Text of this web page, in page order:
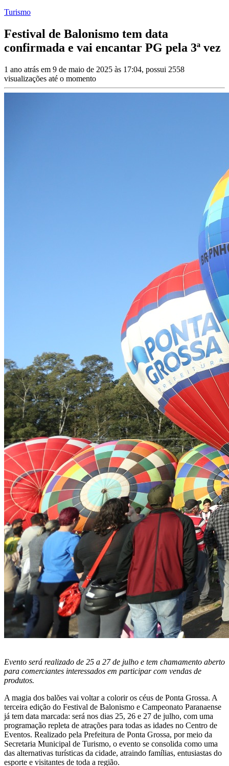
Turismo
Festival de Balonismo tem data
confirmada e vai encantar PG pela 3ª vez
1 ano atrás em 9 de maio de 2025 às 17:04, possui 2558
visualizações até o momento
Evento será realizado de 25 a 27 de julho e tem chamamento aberto
para comerciantes interessados em participar com vendas de
produtos.
A magia dos balões vai voltar a colorir os céus de Ponta Grossa. A
terceira edição do Festival de Balonismo e Campeonato Paranaense
já tem data marcada: será nos dias 25, 26 e 27 de julho, com uma
programação repleta de atrações para todas as idades no Centro de
Eventos. Realizado pela Prefeitura de Ponta Grossa, por meio da
Secretaria Municipal de Turismo, o evento se consolida como uma
das alternativas turísticas da cidade, atraindo famílias, entusiastas do
esporte e visitantes de toda a região.